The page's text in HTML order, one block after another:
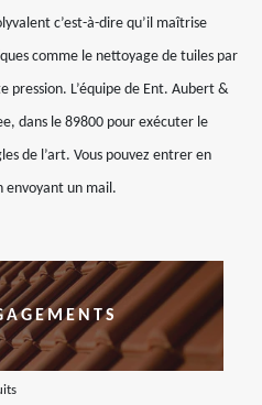
c’est-à-dire qu’il maîtrise
comme le nettoyage de tuiles par
pression. L’équipe de Ent. Aubert &
dans le 89800 pour exécuter le
de l’art. Vous pouvez entrer en
envoyant un mail.